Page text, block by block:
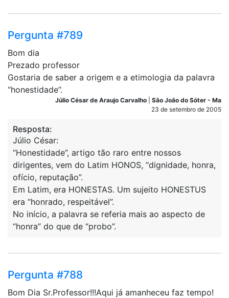
Pergunta #789
Bom dia
Prezado professor
Gostaria de saber a origem e a etimologia da palavra
“honestidade”.
Júlio César de Araujo Carvalho
São João do Sóter - Ma
23 de setembro de 2005
Resposta:
Júlio César:
“Honestidade”, artigo tão raro entre nossos
dirigentes, vem do Latim HONOS, “dignidade, honra,
ofício, reputação”.
Em Latim, era HONESTAS. Um sujeito HONESTUS
era “honrado, respeitável”.
No início, a palavra se referia mais ao aspecto de
“honra” do que de “probo”.
Pergunta #788
Bom Dia Sr.Professor!!!Aqui já amanheceu faz tempo!